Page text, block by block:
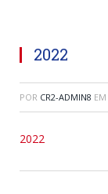
2022
POR CR2-ADMIN8 EM
2022